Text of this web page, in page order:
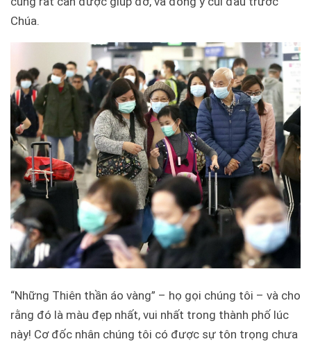
Chúa.
“Những Thiên thần áo vàng” – họ gọi chúng tôi – và cho
rằng đó là màu đẹp nhất, vui nhất trong thành phố lúc
này! Cơ đốc nhân chúng tôi có được sự tôn trọng chưa